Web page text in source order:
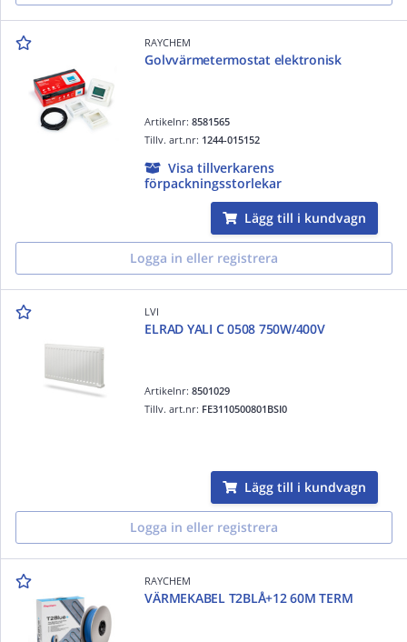
RAYCHEM
Golvvärmetermostat elektronisk
Artikelnr:8581565
Tillv. art.nr: 1244-015152
Visa tillverkarens
förpackningsstorlekar
Lägg till i kundvagn
Logga in eller registrera
LVI
ELRAD YALI C 0508 750W/400V
Artikelnr:8501029
Tillv. art.nr: FE3110500801BSI0
Lägg till i kundvagn
Logga in eller registrera
RAYCHEM
VÄRMEKABEL T2BLÅ+12 60M TERM